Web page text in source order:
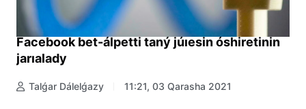
Facebook bet-álpetti taný júıesin óshiretinin
jarıalady
Talǵar Dálelǵazy 11:21, 03 Qarasha 2021